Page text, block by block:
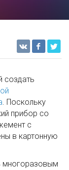
создать
. Поскольку
прибор со
с
в картонную
многоразовым